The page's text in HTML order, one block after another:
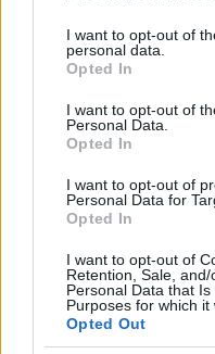
not limited to your visit or
grant or deny consent to
use your data for below
consent section.
I want to opt-out of
personal data.
Opted In
I want to opt-out of
Personal Data.
Opted In
I want to opt-out of
Personal Data for
Opted In
I want to opt-out of
Retention, Sale,
Personal Data that
Purposes for which it
Opted Out
Ashley Graham
buliján.